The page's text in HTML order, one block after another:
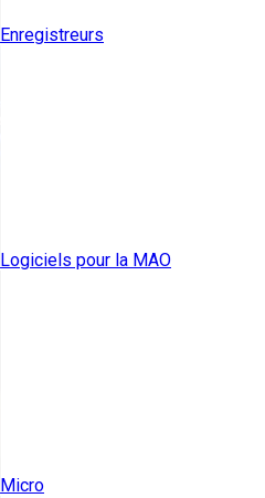
Enregistreurs
Logiciels pour la MAO
Micro